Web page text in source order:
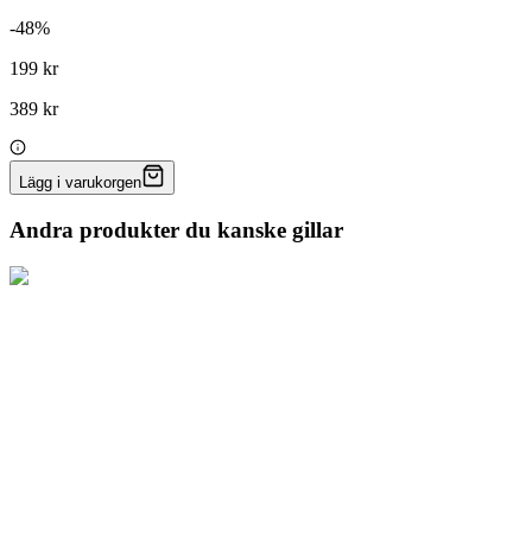
-48%
199 kr
389 kr
Lägg i varukorgen
Andra produkter du kanske gillar